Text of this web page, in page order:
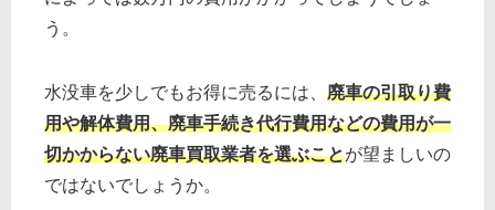
う。
水没車を少しでもお得に売るには、 廃車の引取り費
用や解体費用、廃車手続き代行費用などの費用が一
切かからない廃車買取業者を選ぶことが望ましいの
ではないでしょうか。